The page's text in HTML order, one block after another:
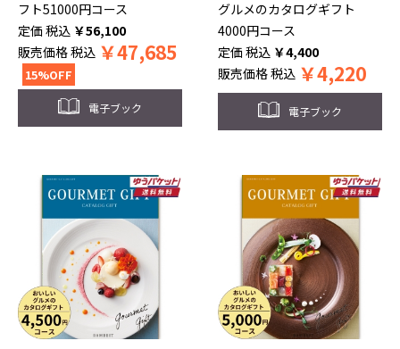
フト51000円コース
税込 ￥56,100
販売価格税込 ￥47,685
15%OFF
電子ブック
グルメのカタログギフト
4000円コース
税込 ￥4,400
販売価格税込 ￥4,220
電子ブック